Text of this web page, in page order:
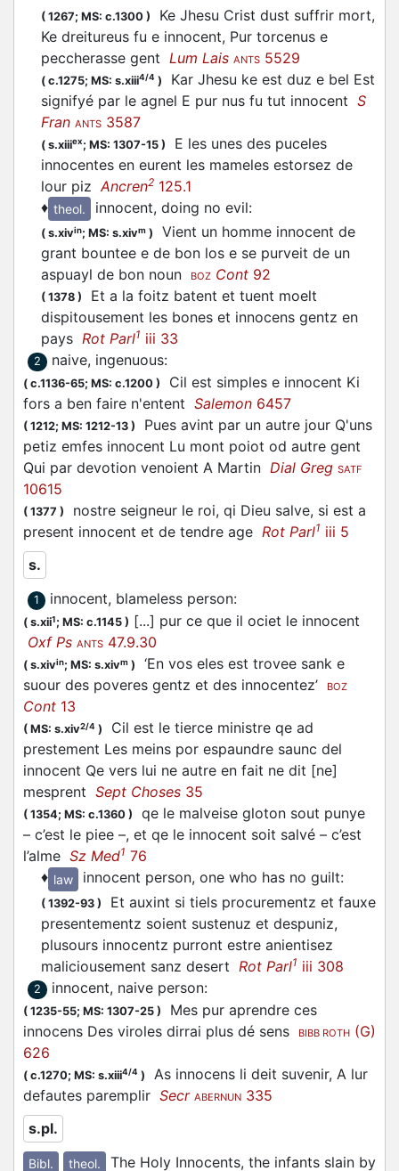
( 1267; MS: c.1300 )
Ke Jhesu Crist dust suffrir mort,
Ke dreitureus fu e innocent, Pur torcenus e
peccherasse gent Lum Lais ANTS 5529
( c.1275; MS: s.xiii4/4 )
Kar Jhesu ke est duz e bel Est
signifyé par le agnel E pur nus fu tut innocent S
Fran ANTS 3587
( s.xiiiex; MS: 1307-15 )
E les unes des puceles
innocentes en eurent les mameles estorsez de
lour pizAncren2 125.1
♦ theol. innocent, doing no evil:
( s.xivin; MS: s.xivm )
Vient un homme innocent de
grant bountee e de bon los e se purveit de un
aspuayl de bon noun
BOZ Cont 92
( 1378 )
Et a la foitz batent et tuent moelt
dispitousement les bones et innocens gentz en
pays Rot Parl1 iii 33
2 naive, ingenuous:
( c.1136-65; MS: c.1200 )
Cil est simples e innocent Ki
fors a ben faire n'entent Salemon 6457
( 1212; MS: 1212-13 )
Pues avint par un autre jour Q'uns
petiz emfes innocent Lu mont poiot od autre gent
Qui par devotion venoient A Martin Dial Greg SATF
10615
( 1377 )
nostre seigneur le roi, qi Dieu salve, si est a
present innocent et de tendre age Rot Parl1 iii 5
s.
1 innocent, blameless person:
( s.xii1; MS: c.1145 ) [...] pur ce que il ociet le innocent
Oxf Ps ANTS 47.9.30
( s.xivin; MS: s.xivm )
‘En vos eles est trovee sank e
suour des poveres gentz et des innocentez’
BOZ
Cont 13
( MS: s.xiv2/4 )
Cil est le tierce ministre qe ad
prestement Les meins por espaundre saunc del
innocent Qe vers lui ne autre en fait ne dit [ne]
mesprent Sept Choses 35
( 1354; MS: c.1360 )
qe le malveise gloton sout punye
– c’est le piee –, et qe le innocent soit salvé – c’est
l’alme Sz Med1 76
♦ law innocent person, one who has no guilt:
( 1392-93 )
Et auxint si tiels procurementz et fauxe
presentementz soient sustenuz et despuniz,
plusours innocentz purront estre anientisez
maliciousement sanz desert Rot Parl1 iii 308
2 innocent, naive person:
( 1235-55; MS: 1307-25 )
Mes pur aprendre ces
innocens Des viroles dirrai plus dé sens
BIBB ROTH (G)
626
( c.1270; MS: s.xiii4/4 )
As innocens li deit suvenir, A lur
defautes paremplir Secr ABERNUN 335
s.pl.
Bibl. theol.
The Holy Innocents, the infants slain by